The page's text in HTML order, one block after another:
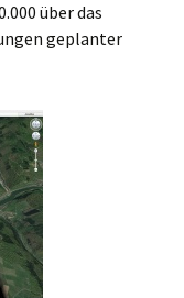
über das
geplanter